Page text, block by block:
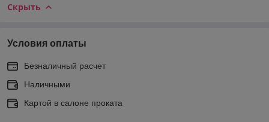
Скрыть
Условия оплаты
Безналичный расчет
Наличными
Картой в салоне проката